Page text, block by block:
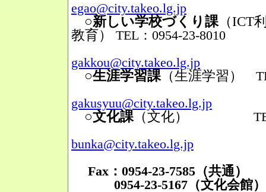
egao@city.takeo.lg.jp
○新しい学校づくり課（ICT
教育）
TEL：0954-23-8010
gakkou@city.takeo.lg.jp
○生涯学習課（生涯学習）
gakusyuu@city.takeo.lg.jp
○文化課（文化）
TEL：
bunka@city.takeo.lg.jp
Fax：0954-23-7585（共通）
0954-23-5167（文化会館）